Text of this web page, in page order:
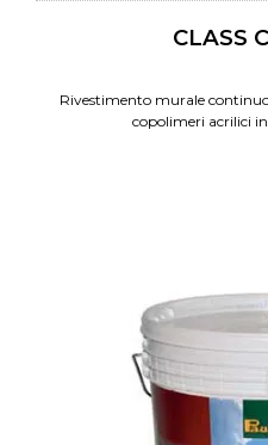
CLASS
Rivestimento murale
copolimeri acrilici